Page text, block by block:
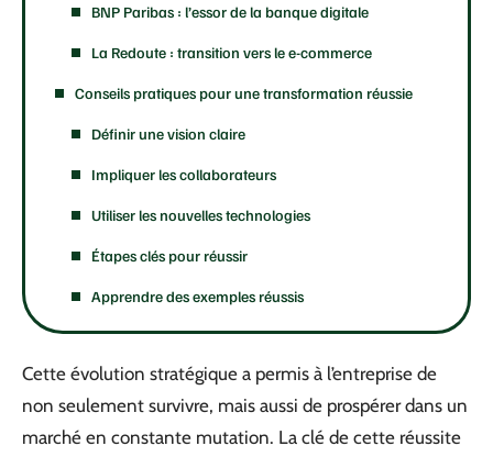
BNP Paribas : l’essor de la banque digitale
La Redoute : transition vers le e-commerce
Conseils pratiques pour une transformation réussie
Définir une vision claire
Impliquer les collaborateurs
Utiliser les nouvelles technologies
Étapes clés pour réussir
Apprendre des exemples réussis
Cette évolution stratégique a permis à l’entreprise de
non seulement survivre, mais aussi de prospérer dans un
marché en constante mutation. La clé de cette réussite